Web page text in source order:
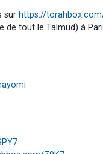
sur https://
tout le Talmud) à